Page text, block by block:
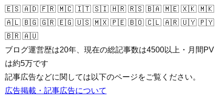
🇪🇸 🇦🇩 🇫🇷 🇲🇨 🇮🇹 🇸🇮 🇭🇷 🇷🇸 🇧🇦 🇲🇪 🇽🇰 🇲🇰
🇦🇱 🇧🇬 🇬🇷 🇪🇬 🇺🇸 🇲🇽 🇵🇪 🇧🇴 🇨🇱 🇦🇷 🇺🇾 🇵🇾
🇧🇷 🇦🇺
ブログ運営歴は20年、現在の総記事数は4500以上・月間PV
は約5万です
記事広告などに関しては以下のページをご覧ください。
広告掲載・記事広告について